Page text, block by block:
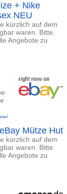
+ Nike
NEU
kürzlich auf dem
waren. Bitte
Angebote zu
Mütze Hut
kürzlich auf dem
waren. Bitte
Angebote zu